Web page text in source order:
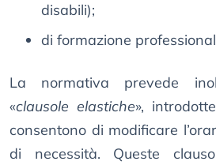
disabili);
di formazione
La normativa prevede
«clausole elastiche»,
consentono di modificare
di necessità. Queste